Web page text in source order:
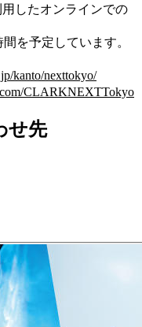
したオンラインでの
を予定しています。
kanto/nexttokyo/
CLARKNEXTTokyo
せ先